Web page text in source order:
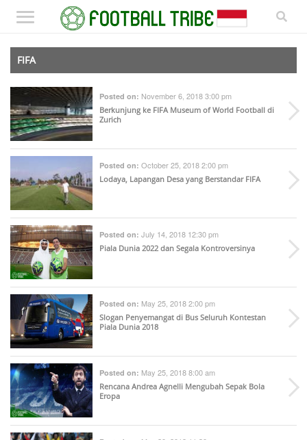
FIFA
Posted on: November 6, 2018 3:00 pm
Berkunjung ke FIFA Museum of World Football di
Zurich
Posted on: October 25, 2018 2:00 pm
Lodaya, Lapangan Desa yang Berstandar FIFA
Posted on: July 14, 2018 12:30 pm
Piala Dunia 2022 dan Segala Kontroversinya
Posted on: May 25, 2018 2:00 pm
Slogan Penyemangat di Bus Seluruh Kontestan
Piala Dunia 2018
Posted on: May 25, 2018 8:00 am
Rencana Andrea Agnelli Mengubah Sepak Bola
Eropa